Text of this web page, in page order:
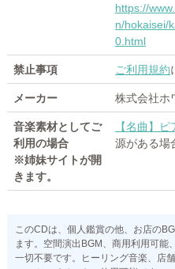
https://
n/hokaisei/
0.html
禁止事項 ご利用規約
メーカー 株式会社ホ
音楽素材としてご
利用の場合
※姉妹サイトが開
きます。
【名曲】
源がある場
このCDは、個人鑑賞の他、お店の
ます。空間演出BGM、商用利用可能
一切不要です。ヒーリング音楽、店